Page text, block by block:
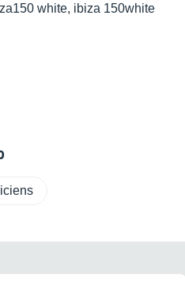
white, ibiza 150white